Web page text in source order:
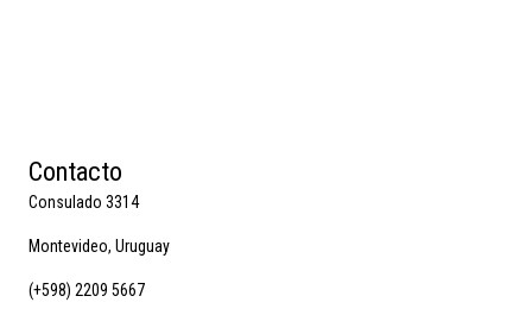
Contacto
Consulado 3314
Montevideo, Uruguay
(+598) 2209 5667